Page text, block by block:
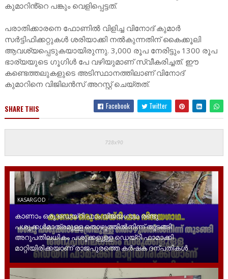
കുമാറിൻ്റെ പങ്കും വെളിപ്പെട്ടത്.
പരാതിക്കാരനെ ഫോണില്‍ വിളിച്ച വിനോദ് കുമാർ
സര്‍ട്ടിഫിക്കറ്റുകള്‍ ശരിയാക്കി നല്‍കുന്നതിന് കൈക്കൂലി
ആവശ്യപ്പെടുകയായിരുന്നു. 3,000 രൂപ നേരിട്ടും 1300 രൂപ
ഭാര്യയുടെ ഗൂഗിൾ പേ വഴിയുമാണ് സ്വീകരിച്ചത്. ഈ
കണ്ടെത്തലുകളുടെ അടിസ്ഥാനത്തിലാണ് വിനോദ്
കുമാറിനെ വിജിലന്‍സ് അറസ്റ്റ് ചെയ്തത്.
SHARE THIS Facebook Twitter
KASARGOD
കാണാം ഒരു ഡെയ്‌റി ഫാം വിജയഗാഥ രണ്ടു
പശുക്കൾമാത്രമുള്ള തൊഴുത്തിൽനിന്ന് തുടങ്ങി
അറുപതിലധികം പശുക്കളുള്ള ഡെയ്റി ഫാമാക്കി
മാറ്റിയിരിക്കയാണ് രാജപുരത്തെ കർഷക ദന്പതികൾ